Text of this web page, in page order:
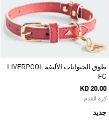
طوق الحيوانات الأليفة LIVERPOOL
FC
KD 20.00
كرة القدم
جديد